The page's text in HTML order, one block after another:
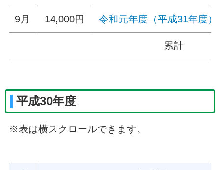
9月 14,000円 令和元年度（平成31年度）
累計
平成30年度
※表は横スクロールできます。